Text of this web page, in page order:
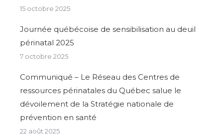
15 octobre 2025
Journée québécoise de sensibilisation au deuil
périnatal 2025
7 octobre 2025
Communiqué – Le Réseau des Centres de
ressources périnatales du Québec salue le
dévoilement de la Stratégie nationale de
prévention en santé
22 août 2025